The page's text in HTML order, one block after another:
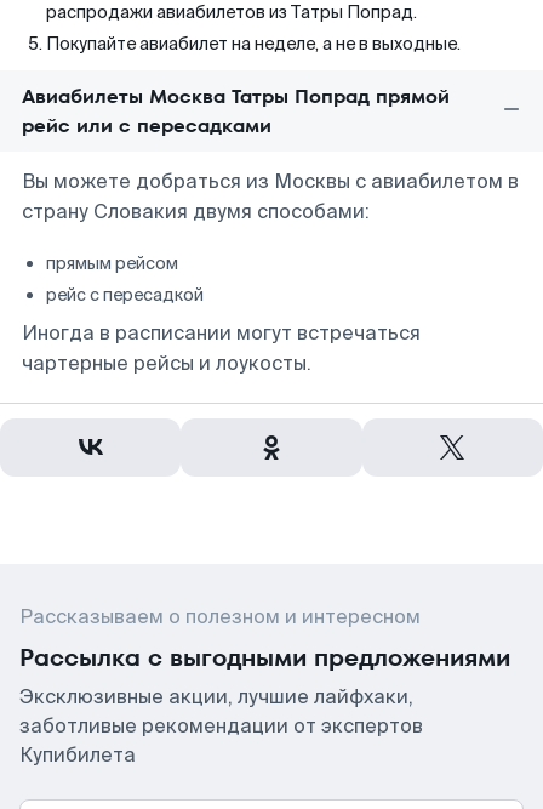
распродажи авиабилетов из Татры Попрад.
Покупайте авиабилет на неделе, а не в выходные.
Авиабилеты Москва Татры Попрад прямой
рейс или с пересадками
Вы можете добраться из Москвы с авиабилетом в
страну Словакия двумя способами:
прямым рейсом
рейс с пересадкой
Иногда в расписании могут встречаться
чартерные рейсы и лоукосты.
Рассказываем о полезном и интересном
Рассылка с выгодными предложениями
Эксклюзивные акции, лучшие лайфхаки,
заботливые рекомендации от экспертов
Купибилета